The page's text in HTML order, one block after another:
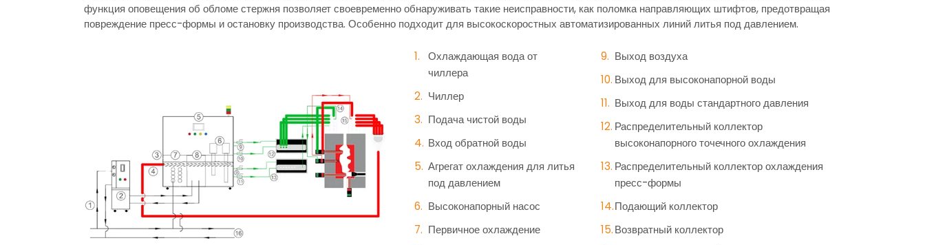
функция оповещения об обломе стержня позволяет своевременно обнаруживать такие неисправности, как поломка направляющих штифтов, предотвращая
повреждение пресс-формы и остановку производства. Особенно подходит для высокоскоростных автоматизированных линий литья под давлением.
Охлаждающая вода от
чиллера
Чиллер
Подача чистой воды
Вход обратной воды
Агрегат охлаждения для литья
под давлением
Высоконапорный насос
Первичное охлаждение
Выход воздуха
Выход для высоконапорной воды
Выход для воды стандартного давления
Распределительный коллектор
высоконапорного точечного охлаждения
Распределительный коллектор охлаждения
пресс-формы
Подающий коллектор
Возвратный коллектор